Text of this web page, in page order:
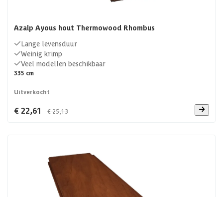
Azalp Ayous hout Thermowood Rhombus
Lange levensduur
Weinig krimp
Veel modellen beschikbaar
335 cm
Uitverkocht
€ 22,61 € 25,13